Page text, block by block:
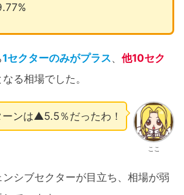
1セクターのみがプラス、 他10セク
なる相場でした。
ここ
ンは▲5.5％だったわ！
シブセクターが目立ち、相場が弱